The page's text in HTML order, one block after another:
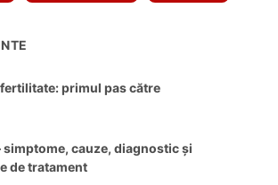
primul pas către
simptome, cauze, diagnostic și
de tratament